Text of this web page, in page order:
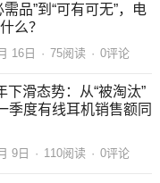
品”到“可有可无”，电
么？
16日 · 75阅读 · 0评论
下滑态势：从“被淘汰”
季度有线耳机销售额同
9日 · 110阅读 · 0评论